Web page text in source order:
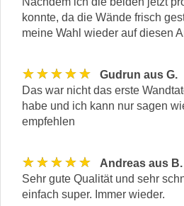
konnte, da die Wände frisch
meine Wahl wieder auf diesen
★★★★★
Gudrun aus G.
Das war nicht das erste
habe und ich kann nur sagen
empfehlen
★★★★★
Andreas aus B.
Sehr gute Qualität und sehr
einfach super. Immer wieder.